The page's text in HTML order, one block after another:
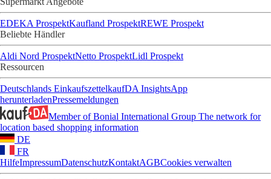
EDEKA ProspektKaufland ProspektREWE Prospekt
Beliebte Händler
Aldi Nord ProspektNetto ProspektLidl Prospekt
Ressourcen
Deutschlands EinkaufszettelkaufDA InsightsApp
herunterladenPressemeldungen
Member of Bonial International Group The network for
location based shopping information
DE
FR
HilfeImpressumDatenschutzKontaktAGBCookies verwalten